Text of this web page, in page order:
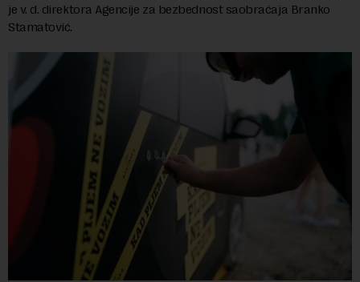
je v. d. direktora Agencije za bezbednost saobraćaja Branko
Stamatović.